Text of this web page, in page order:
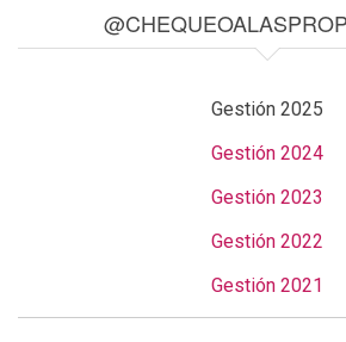
Gestión 2025
Gestión 2024
Gestión 2023
Gestión 2022
Gestión 2021